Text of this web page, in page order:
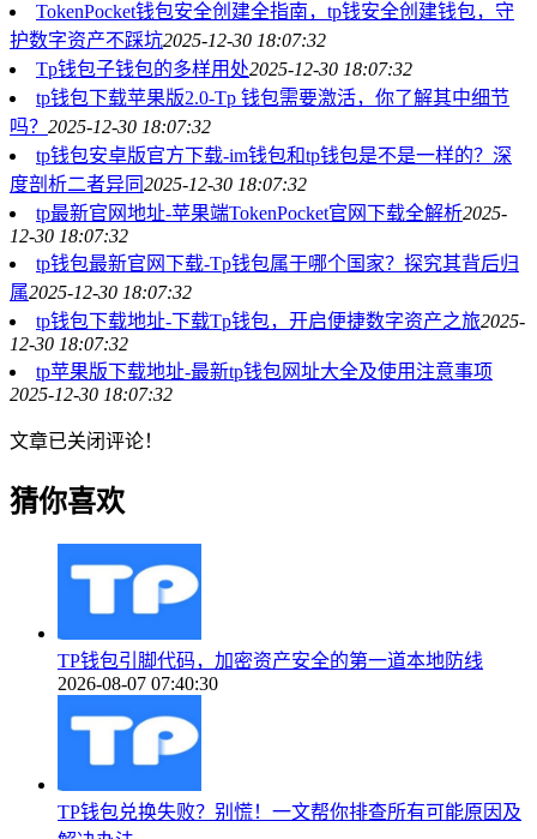
TokenPocket钱包安全创建全指南，tp钱安全创建钱包，守
护数字资产不踩坑2025-12-30 18:07:32
Tp钱包子钱包的多样用处2025-12-30 18:07:32
tp钱包下载苹果版2.0-Tp 钱包需要激活，你了解其中细节
吗？ 2025-12-30 18:07:32
tp钱包安卓版官方下载-im钱包和tp钱包是不是一样的？深
度剖析二者异同2025-12-30 18:07:32
tp最新官网地址-苹果端TokenPocket官网下载全解析2025-
12-30 18:07:32
tp钱包最新官网下载-Tp钱包属于哪个国家？探究其背后归
属2025-12-30 18:07:32
tp钱包下载地址-下载Tp钱包，开启便捷数字资产之旅2025-
12-30 18:07:32
tp苹果版下载地址-最新tp钱包网址大全及使用注意事项
2025-12-30 18:07:32
文章已关闭评论！
猜你喜欢
TP钱包引脚代码，加密资产安全的第一道本地防线
2026-08-07 07:40:30
TP钱包兑换失败？别慌！一文帮你排查所有可能原因及